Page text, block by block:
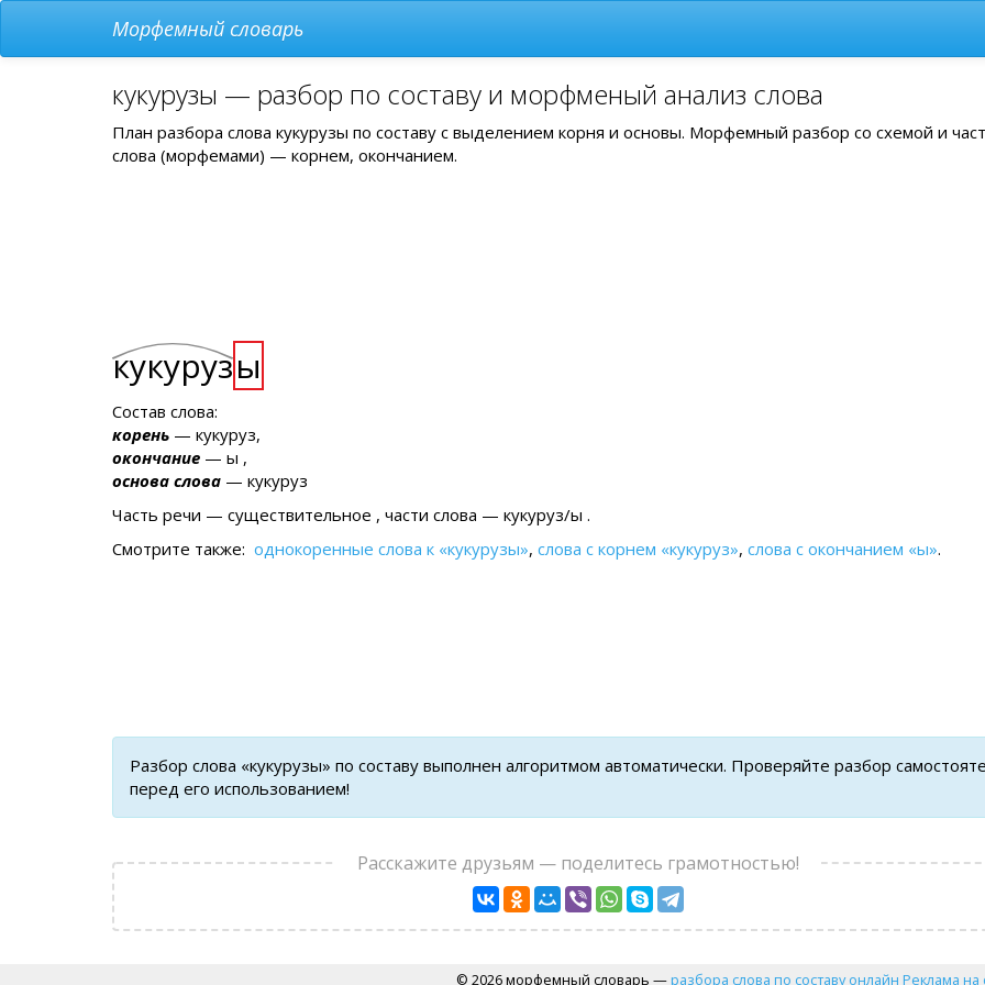
Морфемный словарь
кукурузы — разбор по составу и морфменый анализ слова
План разбора слова кукурузы по составу с выделением корня и основы. Морфемный разбор со схемой и
слова (морфемами) — корнем, окончанием.
кукурузы
Состав слова:
корень — кукуруз,
окончание — ы ,
основа слова — кукуруз
Часть речи — существительное , части слова — кукуруз/ы .
Смотрите также: однокоренные слова к «кукурузы», слова с корнем «кукуруз», слова с окончанием «ы».
Разбор слова «кукурузы» по составу выполнен алгоритмом автоматически. Проверяйте разбор
перед его использованием!
Расскажите друзьям — поделитесь грамотностью!
© 2026 морфемный словарь —разбора слова по составу онлайн Реклама на